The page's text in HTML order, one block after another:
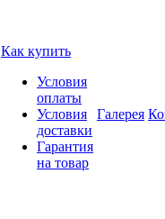
Как купить
Условия
оплаты
Условия
доставки
Гарантия
на товар
Галерея